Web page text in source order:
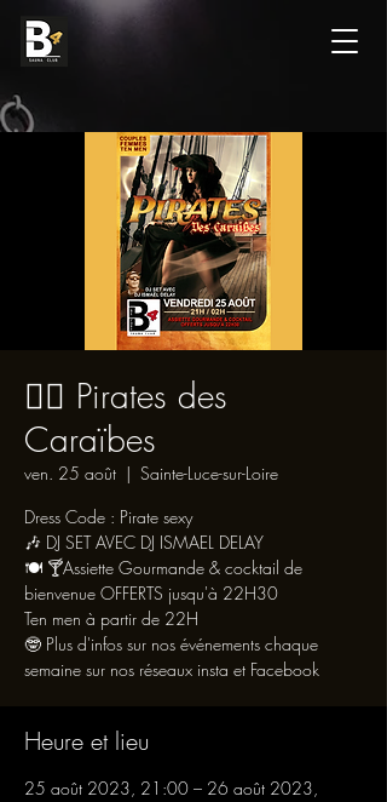
🏴‍☠️ Pirates des
Caraïbes
ven. 25 août
  |
Sainte-Luce-sur-Loire
Dress Code : Pirate sexy
🎶 DJ SET AVEC DJ ISMAEL DELAY
🍽 🍸Assiette Gourmande & cocktail de
bienvenue OFFERTS jusqu'à 22H30
Ten men à partir de 22H
🤓 Plus d'infos sur nos événements chaque
semaine sur nos réseaux insta et Facebook
Heure et lieu
25 août 2023, 21:00 – 26 août 2023,